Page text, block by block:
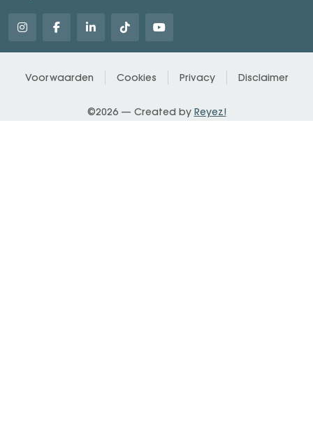
Voorwaarden Cookies Privacy Disclaimer
©2026 — Created by Reyez!